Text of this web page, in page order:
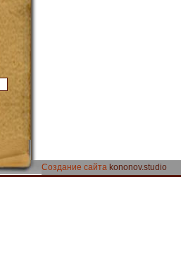
Создание сайта kononov.studio